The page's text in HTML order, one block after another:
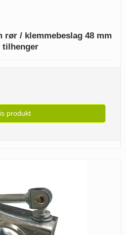
rør / klemmebeslag 48 mm
tilhenger
produkt